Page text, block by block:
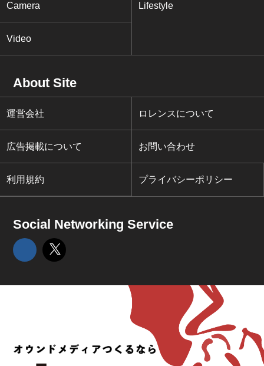
Camera Lifestyle
Video
About Site
運営会社 ロレンスについて
広告掲載について お問い合わせ
利用規約 プライバシーポリシー
Social Networking Service